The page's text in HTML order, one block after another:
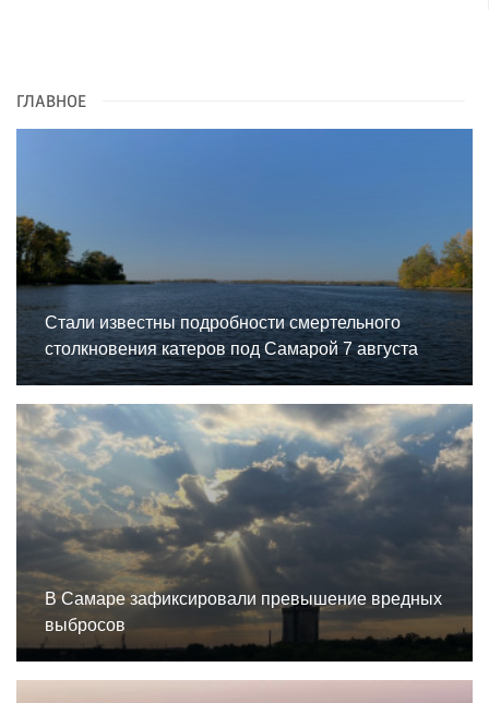
ГЛАВНОЕ
Стали известны подробности смертельного
столкновения катеров под Самарой 7 августа
В Самаре зафиксировали превышение вредных
выбросов